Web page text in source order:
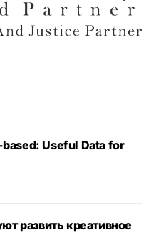
Useful Data for
развить креативное